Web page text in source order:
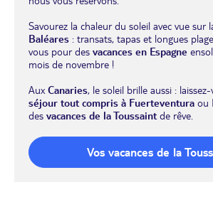
Savourez la chaleur du soleil avec vue sur
Baléares : transats, tapas et longues
vous pour des vacances en Espagne
mois de novembre !
Aux Canaries, le soleil brille aussi :
séjour tout compris à Fuerteventura ou
des vacances de la Toussaintde rêve.
Vos vacances de la